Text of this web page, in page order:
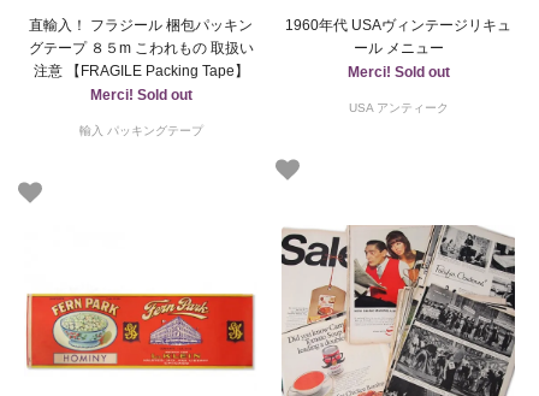
直輸入！ フラジール 梱包パッキン
グテープ ８５m こわれもの 取扱い
注意 【FRAGILE Packing Tape】
Merci! Sold out
輸入 パッキングテープ
1960年代 USAヴィンテージリキュ
ール メニュー
Merci! Sold out
USA アンティーク